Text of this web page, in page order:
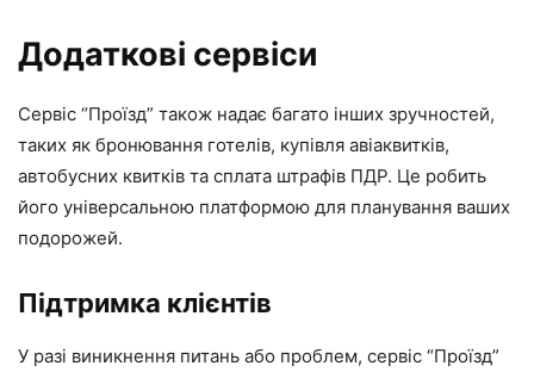
Додаткові сервіси
Сервіс “Проїзд” також надає багато інших зручностей,
таких як бронювання готелів, купівля авіаквитків,
автобусних квитків та сплата штрафів ПДР. Це робить
його універсальною платформою для планування ваших
подорожей.
Підтримка клієнтів
У разі виникнення питань або проблем, сервіс “Проїзд”